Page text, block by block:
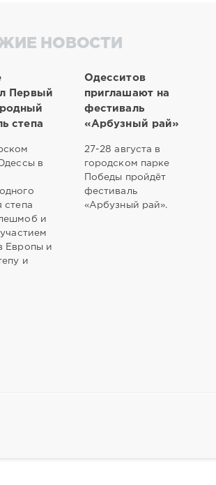
НОВОСТИ
Первый
степа
в
степа
и
Европы и
и
Одесситов
приглашают на
фестиваль
«Арбузный рай»
27-28 августа в
городском парке
Победы пройдёт
фестиваль
«Арбузный рай».